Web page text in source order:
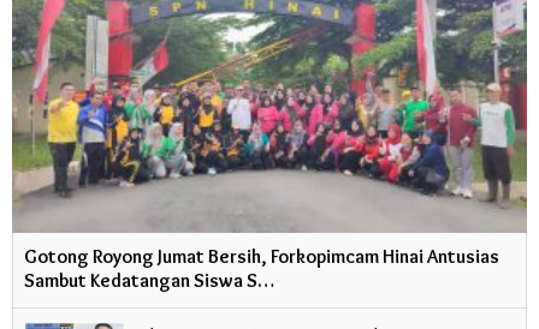
Gotong Royong Jumat Bersih, Forkopimcam Hinai Antusias
Sambut Kedatangan Siswa S…